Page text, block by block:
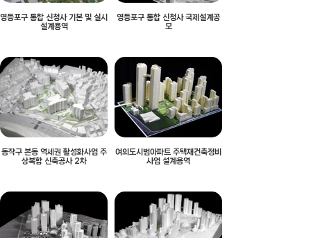
영등포구 통합 신청사 기본 및 실시
설계용역
영등포구 통합 신청사 국제설계공
모
동작구 본동 역세권 활성화사업 주
상복합 신축공사 2차
여의도시범아파트 주택재건축정비
사업 설계용역